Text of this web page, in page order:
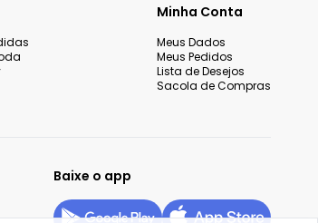
Minha Conta
Meus Dados
Meus Pedidos
Lista de Desejos
Sacola de Compras
Baixe o app